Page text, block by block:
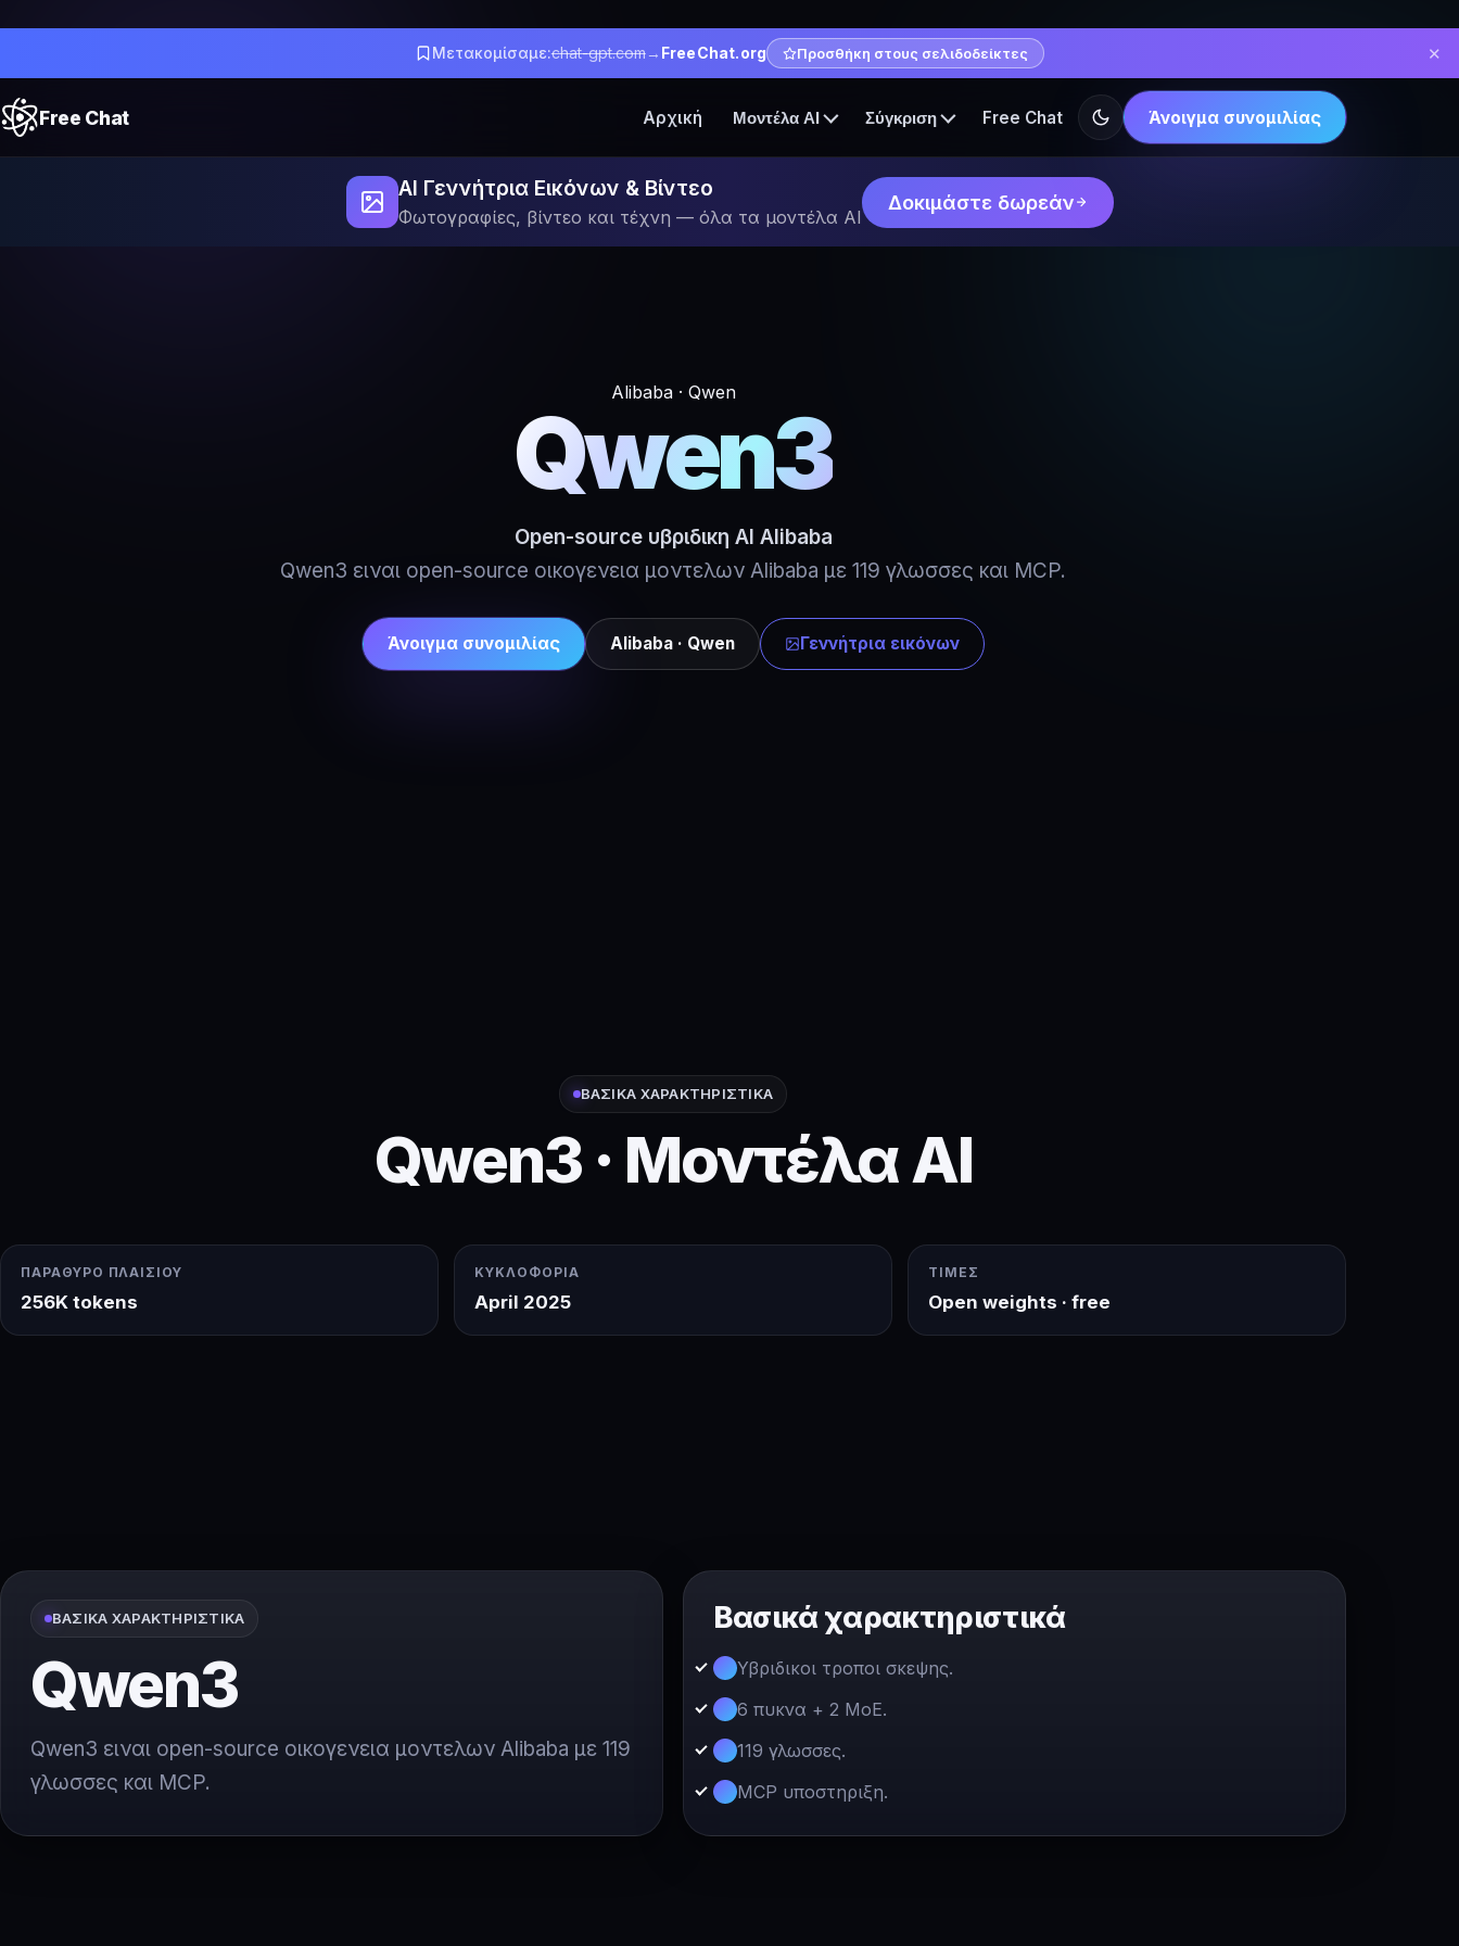
Μετακομίσαμε:chat-gpt.com→ FreeChat.org Προσθήκη στους σελιδοδείκτες ✕
Free Chat Αρχική Μοντέλα AI Σύγκριση Free Chat Άνοιγμα συνομιλίας
AI Γεννήτρια Εικόνων & Βίντεο
Φωτογραφίες, βίντεο και τέχνη — όλα τα μοντέλα AI
Δοκιμάστε δωρεάν
Alibaba · Qwen
Qwen3
Open-source υβριδικη AI Alibaba
Qwen3 ειναι open-source οικογενεια μοντελων Alibaba με 119 γλωσσες και MCP.
Άνοιγμα συνομιλίας Alibaba · Qwen Γεννήτρια εικόνων
ΒΑΣΙΚΆ ΧΑΡΑΚΤΗΡΙΣΤΙΚΆ
Qwen3 · Μοντέλα AI
ΠΑΡΆΘΥΡΟ ΠΛΑΙΣΊΟΥ
256K tokens
ΚΥΚΛΟΦΟΡΊΑ
April 2025
ΤΙΜΈΣ
Open weights · free
ΒΑΣΙΚΆ ΧΑΡΑΚΤΗΡΙΣΤΙΚΆ
Qwen3
Qwen3 ειναι open-source οικογενεια μοντελων Alibaba με 119
γλωσσες και MCP.
Βασικά χαρακτηριστικά
Υβριδικοι τροποι σκεψης.
6 πυκνα + 2 MoE.
119 γλωσσες.
MCP υποστηριξη.